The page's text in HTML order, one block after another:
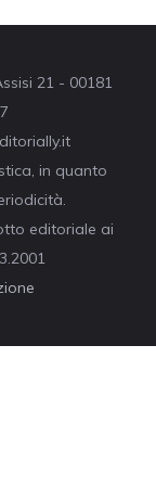
21 - 00181
in quanto
editoriale ai